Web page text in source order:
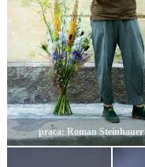
praca: Roman Steinhauer